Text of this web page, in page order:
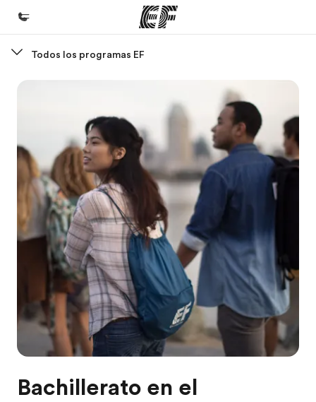
Ver todo lo que hacemos
Oficinas
Encuentra una oficina
Sobre nosotros
Quiénes somos
Trabajos
Únete al equipo
Todos los programas EF
Bachillerato en el